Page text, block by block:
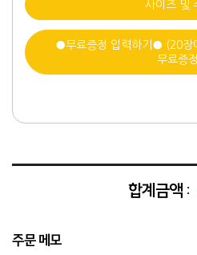
사이즈 및
●무료증정 입력하기● (20장
무료증
합계금액 :
주문 메모